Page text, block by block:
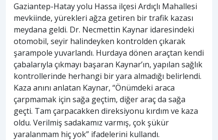
Gaziantep-Hatay yolu Hassa ilçesi Ardıçlı Mahallesi
mevkiinde, yürekleri ağza getiren bir trafik kazası
meydana geldi. Dr. Necmettin Kaynar idaresindeki
otomobil, seyir halindeyken kontrolden çıkarak
şarampole yuvarlandı. Hurdaya dönen araçtan kendi
çabalarıyla çıkmayı başaran Kaynar’ın, yapılan sağlık
kontrollerinde herhangi bir yara almadığı belirlendi.
Kaza anını anlatan Kaynar, “Önümdeki araca
çarpmamak için sağa geçtim, diğer araç da sağa
geçti. Tam çarpacakken direksiyonu kırdım ve kaza
oldu. Verilmiş sadakamız varmış, çok şükür
yaralanmam hiç yok” ifadelerini kullandı.